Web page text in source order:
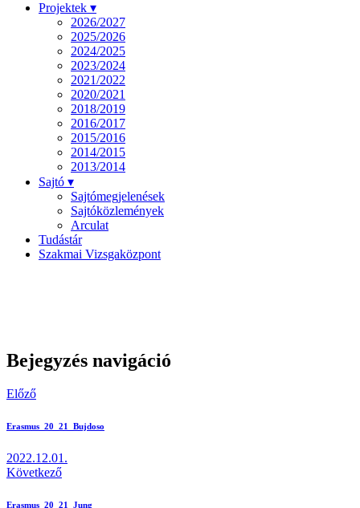
Projektek ▾
2026/2027
2025/2026
2024/2025
2023/2024
2021/2022
2020/2021
2018/2019
2016/2017
2015/2016
2014/2015
2013/2014
Sajtó ▾
Sajtómegjelenések
Sajtóközlemények
Arculat
Tudástár
Szakmai Vizsgaközpont
Bejegyzés navigáció
Előző
Erasmus_20_21_Bujdoso
2022.12.01.
Következő
Erasmus_20_21_Jung